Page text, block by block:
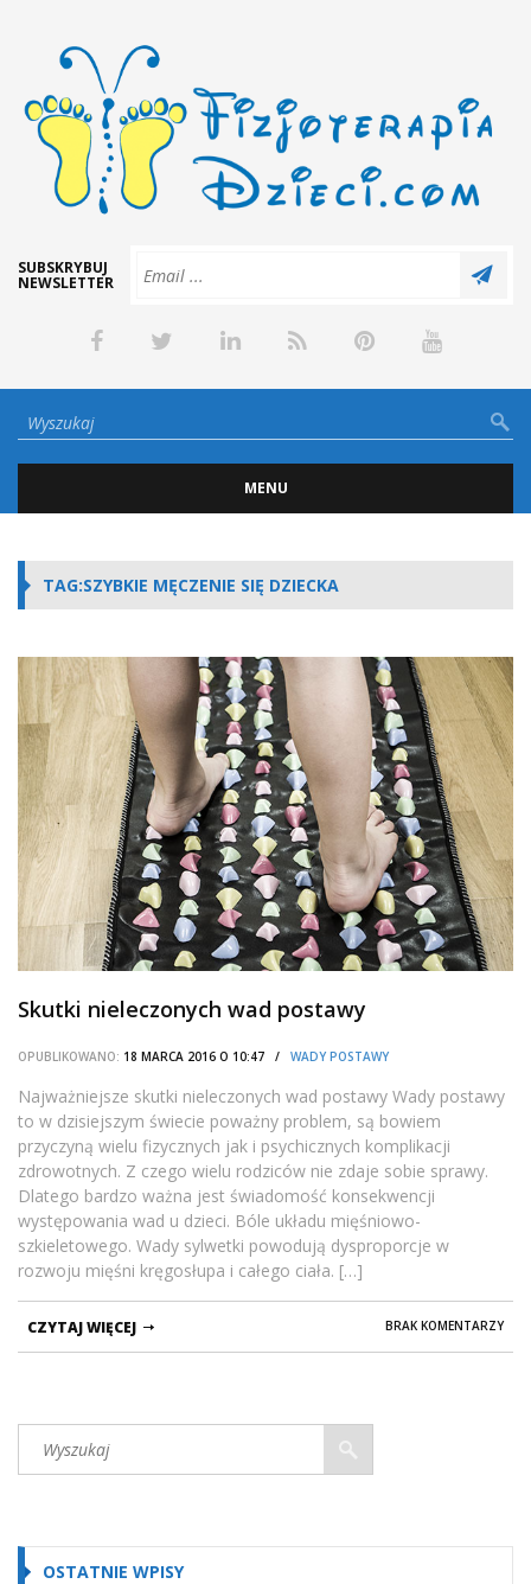
SUBSKRYBUJ
NEWSLETTER
MENU
TAG:SZYBKIE MĘCZENIE SIĘ DZIECKA
Skutki nieleczonych wad postawy
OPUBLIKOWANO: 18 MARCA 2016 O 10:47 / WADY POSTAWY
Najważniejsze skutki nieleczonych wad postawy Wady postawy
to w dzisiejszym świecie poważny problem, są bowiem
przyczyną wielu fizycznych jak i psychicznych komplikacji
zdrowotnych. Z czego wielu rodziców nie zdaje sobie sprawy.
Dlatego bardzo ważna jest świadomość konsekwencji
występowania wad u dzieci. Bóle układu mięśniowo-
szkieletowego. Wady sylwetki powodują dysproporcje w
rozwoju mięśni kręgosłupa i całego ciała. […]
BRAK KOMENTARZY
CZYTAJ WIĘCEJ
OSTATNIE WPISY